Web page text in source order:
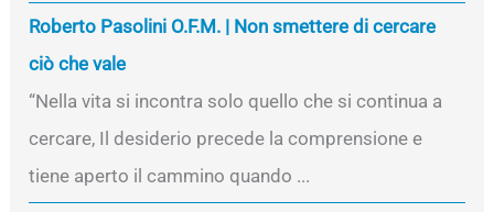
Roberto Pasolini O.F.M. | Non smettere di cercare
ciò che vale
“Nella vita si incontra solo quello che si continua a
cercare, Il desiderio precede la comprensione e
tiene aperto il cammino quando ...